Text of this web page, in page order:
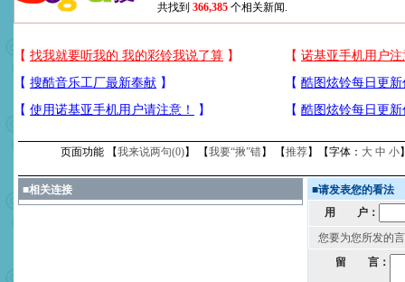
共找到 366,385 个相关新闻.
页面功能 【我来说两句(0)】 【我要“揪”错】 【推荐】【字体： 大 中 小
■相关连接 ■请发表您的看法
用 户：
您要为您所发的
留 言：